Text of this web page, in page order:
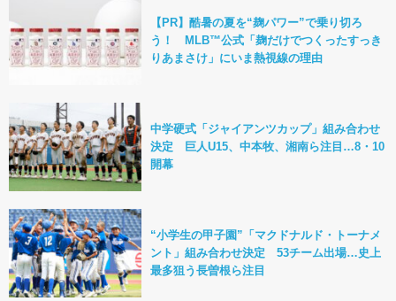
【PR】酷暑の夏を“麹パワー”で乗り切ろ
う！ MLB™公式「麹だけでつくったすっき
りあまさけ」にいま熱視線の理由
中学硬式「ジャイアンツカップ」組み合わせ
決定 巨人U15、中本牧、湘南ら注目…8・10
開幕
“小学生の甲子園”「マクドナルド・トーナメ
ント」組み合わせ決定 53チーム出場…史上
最多狙う長曽根ら注目